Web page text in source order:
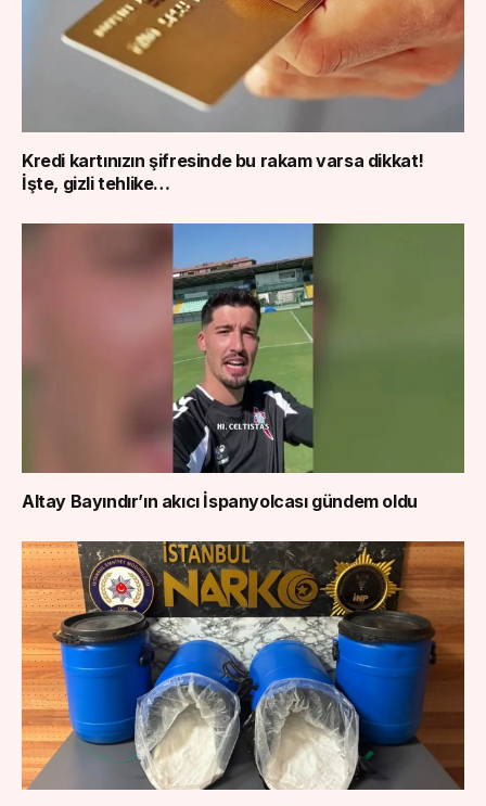
Kredi kartınızın şifresinde bu rakam varsa dikkat!
İşte, gizli tehlike…
Altay Bayındır’ın akıcı İspanyolcası gündem oldu